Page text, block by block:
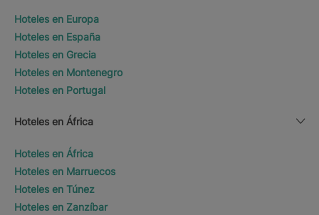
Hoteles en Europa
Hoteles en España
Hoteles en Grecia
Hoteles en Montenegro
Hoteles en Portugal
Hoteles en África
Hoteles en África
Hoteles en Marruecos
Hoteles en Túnez
Hoteles en Zanzíbar